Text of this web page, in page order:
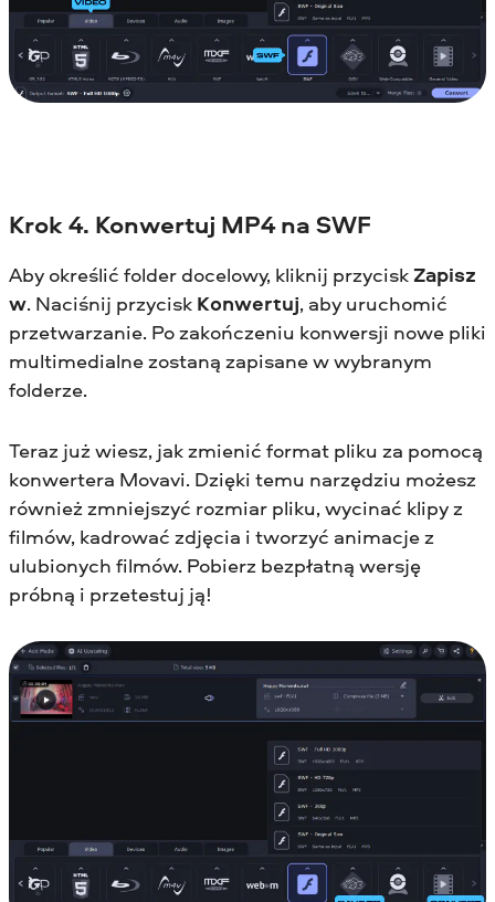
Krok 4. Konwertuj MP4 na SWF
Aby określić folder docelowy, kliknij przycisk Zapisz
w. Naciśnij przycisk Konwertuj, aby uruchomić
przetwarzanie. Po zakończeniu konwersji nowe pliki
multimedialne zostaną zapisane w wybranym
folderze.
Teraz już wiesz, jak zmienić format pliku za pomocą
konwertera Movavi. Dzięki temu narzędziu możesz
również zmniejszyć rozmiar pliku, wycinać klipy z
filmów, kadrować zdjęcia i tworzyć animacje z
ulubionych filmów. Pobierz bezpłatną wersję
próbną i przetestuj ją!